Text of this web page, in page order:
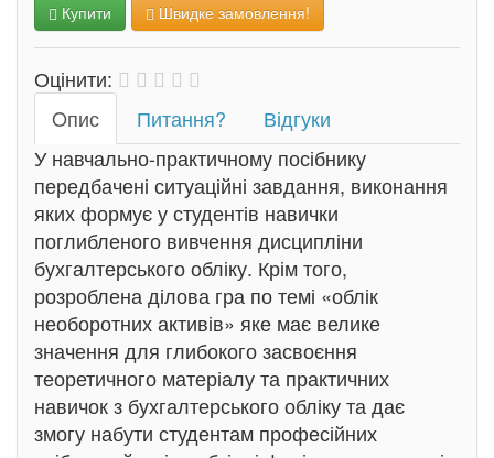
Купити Швидке замовлення!
Оцінити:
Oпис
Питання?
Відгуки
У навчально-практичному посібнику
передбачені ситуаційні завдання, виконання
яких формує у студентів навички
поглибленого вивчення дисципліни
бухгалтерського обліку. Крім того,
розроблена ділова гра по темі «облік
необоротних активів» яке має велике
значення для глибокого засвоєння
теоретичного матеріалу та практичних
навичок з бухгалтерського обліку та дає
змогу набути студентам професійних